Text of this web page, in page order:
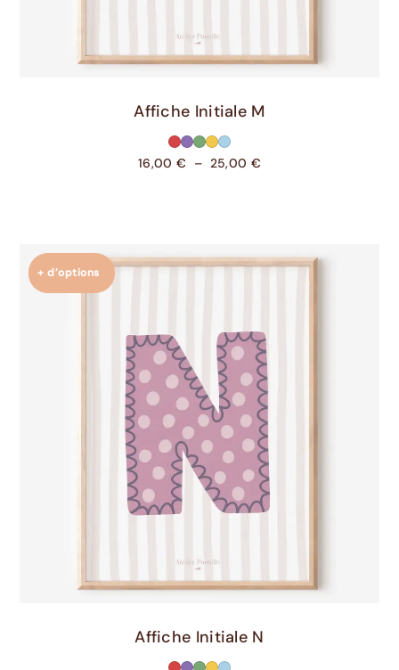
Choix Des Options
Affiche Initiale M
16,00 € – 25,00 €
+ d’options
Choix Des Options
Affiche Initiale N